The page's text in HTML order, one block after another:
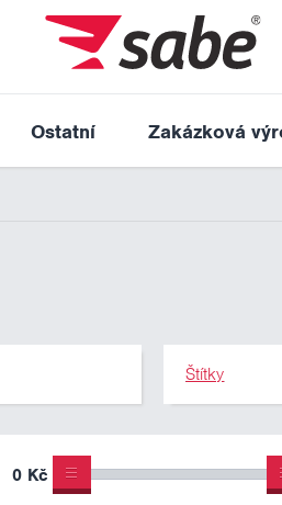
Ostatní Zakázková
Štítky
0 Kč